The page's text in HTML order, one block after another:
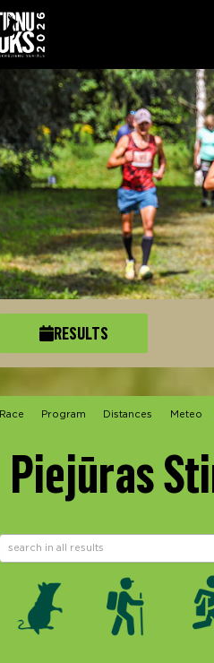
RESULTS
Race Program Distances Meteo
Piejūras